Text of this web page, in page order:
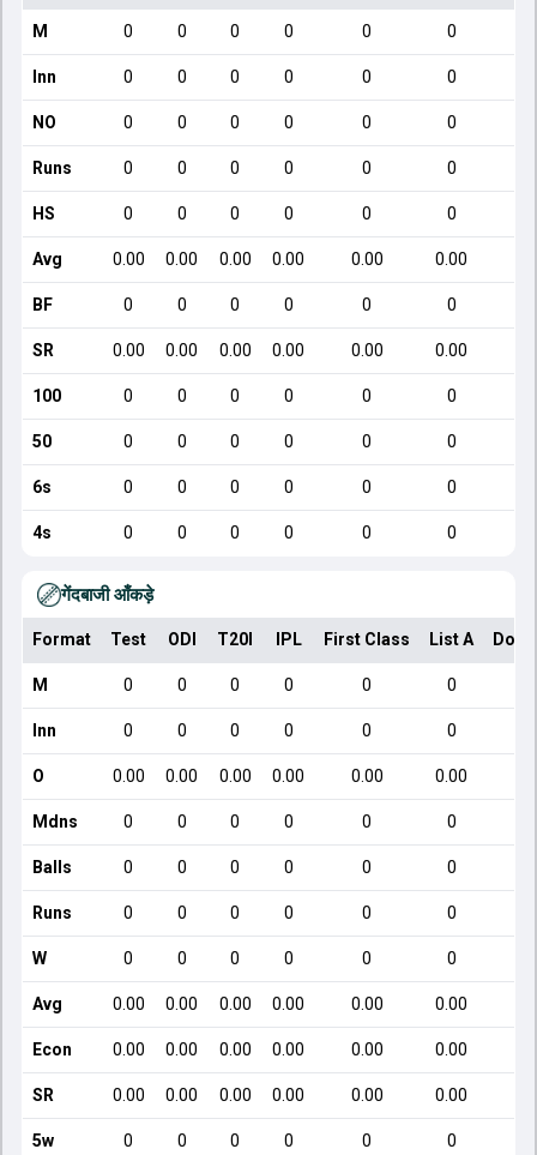
M 0 0 0 0 0 0
Inn 0 0 0 0 0 0
NO 0 0 0 0 0 0
Runs 0 0 0 0 0 0
HS 0 0 0 0 0 0
Avg 0.00 0.00 0.00 0.00 0.00 0.00
BF 0 0 0 0 0 0
SR 0.00 0.00 0.00 0.00 0.00 0.00
100 0 0 0 0 0 0
50 0 0 0 0 0 0
6s 0 0 0 0 0 0
4s 0 0 0 0 0 0
गेंदबाजी आँकड़े
Format Test ODI T20I IPL First Class List A
M 0 0 0 0 0 0
Inn 0 0 0 0 0 0
O 0.00 0.00 0.00 0.00 0.00 0.00
Mdns 0 0 0 0 0 0
Balls 0 0 0 0 0 0
Runs 0 0 0 0 0 0
W 0 0 0 0 0 0
Avg 0.00 0.00 0.00 0.00 0.00 0.00
Econ 0.00 0.00 0.00 0.00 0.00 0.00
SR 0.00 0.00 0.00 0.00 0.00 0.00
5w 0 0 0 0 0 0